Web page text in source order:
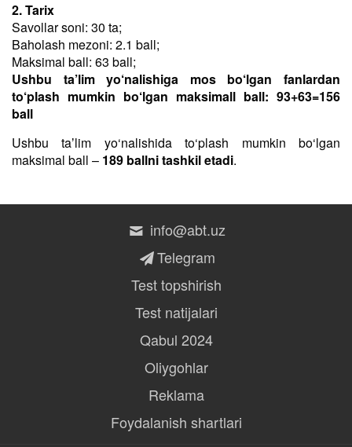
2. Tarix
Savollar soni: 30 ta;
Baholash mezoni: 2.1 ball;
Maksimal ball: 63 ball;
Ushbu ta’lim yo‘nalishiga mos bo‘lgan fanlardan
to‘plash mumkin bo‘lgan maksimall ball: 93+63=156
ball
Ushbu taʼlim yo‘nalishida to‘plash mumkin bo‘lgan
maksimal ball – 189 ballni tashkil etadi.
info@abt.uz
Telegram
Test topshirish
Test natijalari
Qabul 2024
Oliygohlar
Reklama
Foydalanish shartlari